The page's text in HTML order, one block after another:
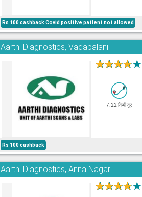
Rs 100 cashback Covid positive patient not allowed
Aarthi Diagnostics, Vadapalani
★★★★★
7.22 किमी दूर
Rs 100 cashback
Aarthi Diagnostics, Anna Nagar
★★★★★